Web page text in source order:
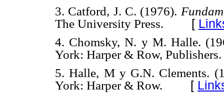
3. Catford, J. C. (1976).
The University Press. [
4. Chomsky, N. y M. Halle.
York: Harper & Row, Publishers.
5. Halle, M y G.N. Clements.
York: Harper & Row. [